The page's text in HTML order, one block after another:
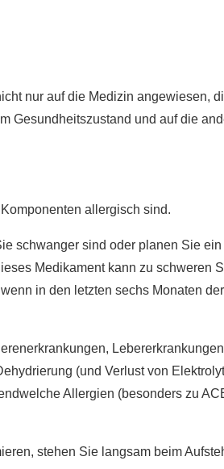
nur auf die Medizin angewiesen,
Gesundheitszustand und auf die
allergisch sind.
schwanger sind oder planen Sie
Medikament kann zu schweren
in den letzten sechs Monaten der
(und Verlust von
Allergien (besonders zu
stehen Sie langsam beim